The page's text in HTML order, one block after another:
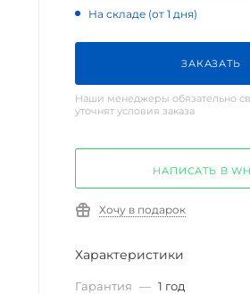
На складе (от 1 дня)
ЗАКАЗАТЬ
Наши менеджеры обязательно
уточнят условия заказа
НАПИСАТЬ В
Хочу в подарок
Характеристики
Гарантия — 1 год